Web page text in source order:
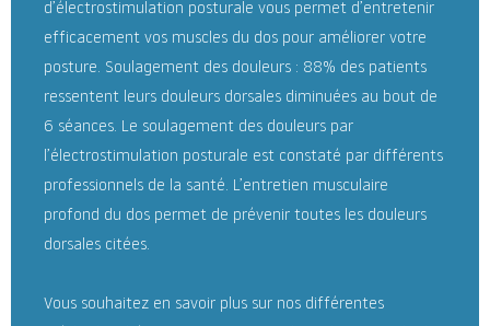
d’électrostimulation posturale vous permet d’entretenir
efficacement vos muscles du dos pour améliorer votre
posture. Soulagement des douleurs : 88% des patients
ressentent leurs douleurs dorsales diminuées au bout de
6 séances. Le soulagement des douleurs par
l’électrostimulation posturale est constaté par différents
professionnels de la santé. L’entretien musculaire
profond du dos permet de prévenir toutes les douleurs
dorsales citées.
Vous souhaitez en savoir plus sur nos différentes